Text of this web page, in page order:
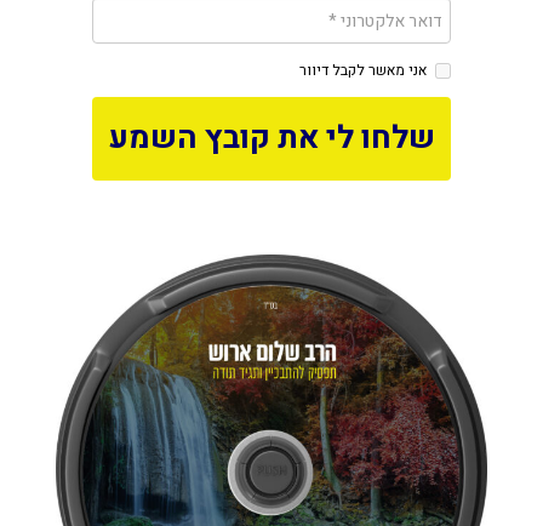
אני מאשר לקבל דיוור
שלחו לי את קובץ השמע